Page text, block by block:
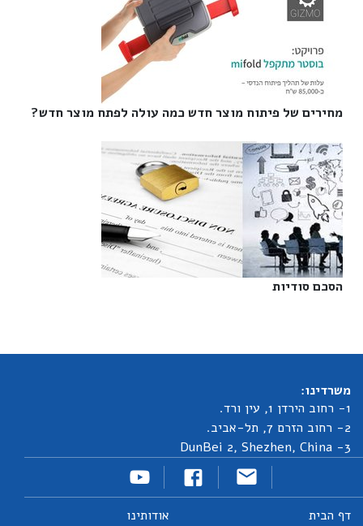
מחירים של פיתוח מוצר חדש כמה עולה לפתח מוצר חדש?‎
הסכם סודיות‎
משרדינו:
1- רחוב הירדן 1, עין ורד.
2- רחוב הזרם 7, תל-אביב.
3- DunBei 2, Shezhen, China
דף הבית
אודותינו